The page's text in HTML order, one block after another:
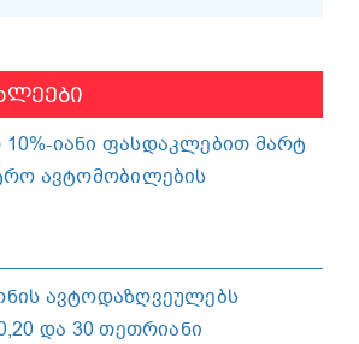
იანი ფასდაკლებით მარტ
ავტომობილების
ავტოდაზღვეულებს
და 30 თეთრიანი